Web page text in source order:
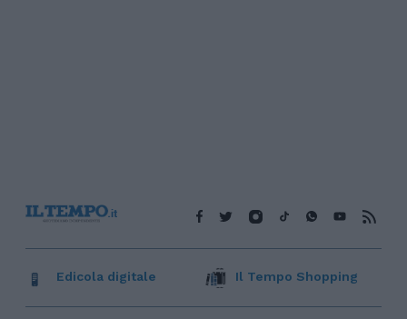
Edicola digitale Il Tempo Shopping